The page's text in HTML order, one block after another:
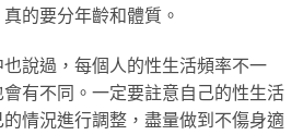
的要分年齡和體質。
說過，每個人的性生活頻率不一
有不同。一定要註意自己的性生活
情況進行調整，盡量做到不傷身適